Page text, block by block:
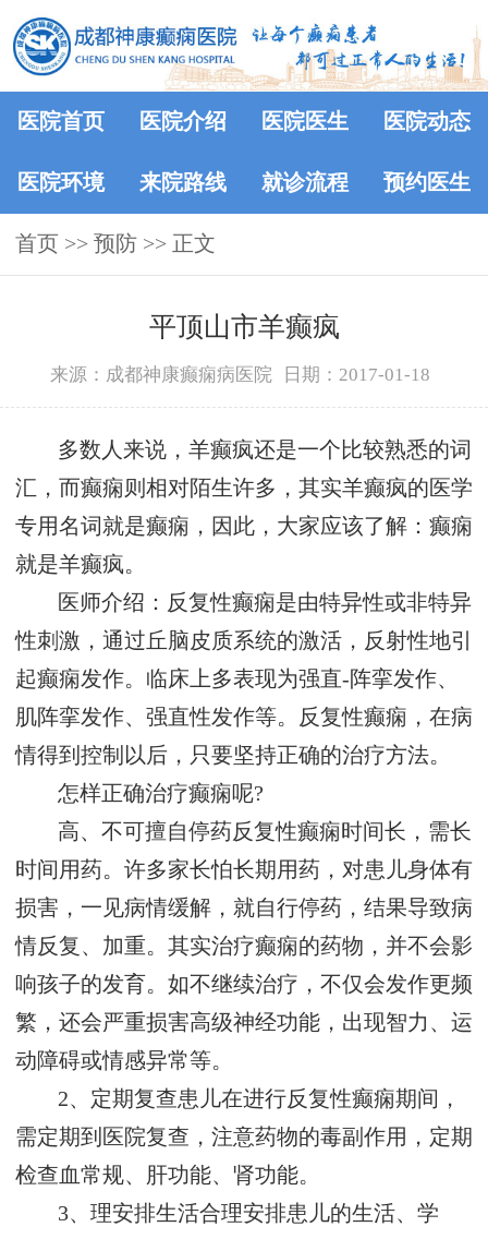
医院首页 医院介绍 医院医生 医院动态
医院环境 来院路线 就诊流程 预约医生
首页 >> 预防 >> 正文
平顶山市羊癫疯
来源：成都神康癫痫病医院 日期：2017-01-18
多数人来说，羊癫疯还是一个比较熟悉的词
汇，而癫痫则相对陌生许多，其实羊癫疯的医学
专用名词就是癫痫，因此，大家应该了解：癫痫
就是羊癫疯。
医师介绍：反复性癫痫是由特异性或非特异
性刺激，通过丘脑皮质系统的激活，反射性地引
起癫痫发作。临床上多表现为强直-阵挛发作、
肌阵挛发作、强直性发作等。反复性癫痫，在病
情得到控制以后，只要坚持正确的治疗方法。
怎样正确治疗癫痫呢?
高、不可擅自停药反复性癫痫时间长，需长
时间用药。许多家长怕长期用药，对患儿身体有
损害，一见病情缓解，就自行停药，结果导致病
情反复、加重。其实治疗癫痫的药物，并不会影
响孩子的发育。如不继续治疗，不仅会发作更频
繁，还会严重损害高级神经功能，出现智力、运
动障碍或情感异常等。
2、定期复查患儿在进行反复性癫痫期间，
需定期到医院复查，注意药物的毒副作用，定期
检查血常规、肝功能、肾功能。
3、理安排生活合理安排患儿的生活、学